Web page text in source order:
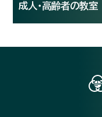
成人・高齢者の教室